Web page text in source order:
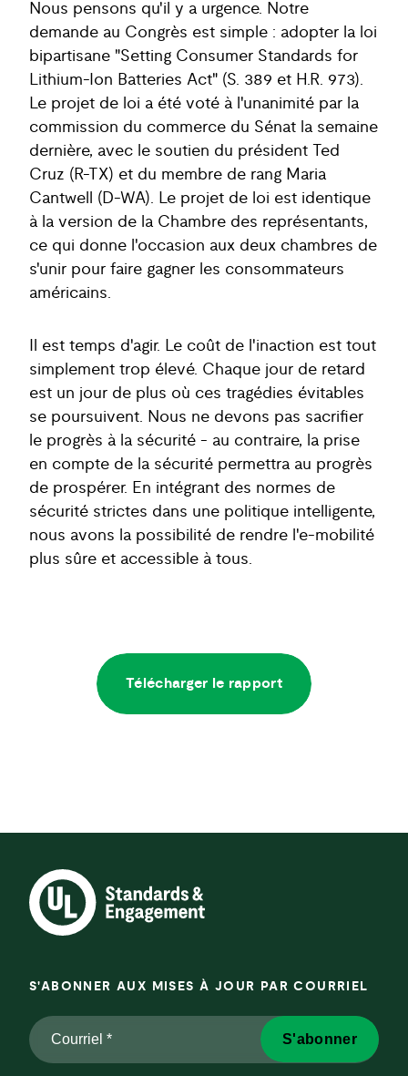
Nous pensons qu'il y a urgence. Notre
demande au Congrès est simple : adopter la loi
bipartisane "Setting Consumer Standards for
Lithium-Ion Batteries Act" (S. 389 et H.R. 973).
Le projet de loi a été voté à l'unanimité par la
commission du commerce du Sénat la semaine
dernière, avec le soutien du président Ted
Cruz (R-TX) et du membre de rang Maria
Cantwell (D-WA). Le projet de loi est identique
à la version de la Chambre des représentants,
ce qui donne l'occasion aux deux chambres de
s'unir pour faire gagner les consommateurs
américains.
Il est temps d'agir. Le coût de l'inaction est tout
simplement trop élevé. Chaque jour de retard
est un jour de plus où ces tragédies évitables
se poursuivent. Nous ne devons pas sacrifier
le progrès à la sécurité - au contraire, la prise
en compte de la sécurité permettra au progrès
de prospérer. En intégrant des normes de
sécurité strictes dans une politique intelligente,
nous avons la possibilité de rendre l'e-mobilité
plus sûre et accessible à tous.
Télécharger le rapport
S'ABONNER AUX MISES À JOUR PAR COURRIEL
Courriel
*
S'abonner